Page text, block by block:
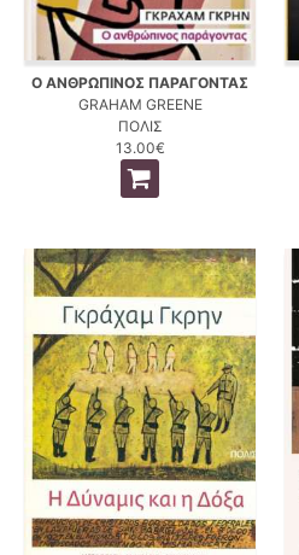
Ο ΑΝΘΡΩΠΙΝΟΣ ΠΑΡΑΓΟΝΤΑΣ
GRAHAM GREENE
ΠΟΛΙΣ
13.00€